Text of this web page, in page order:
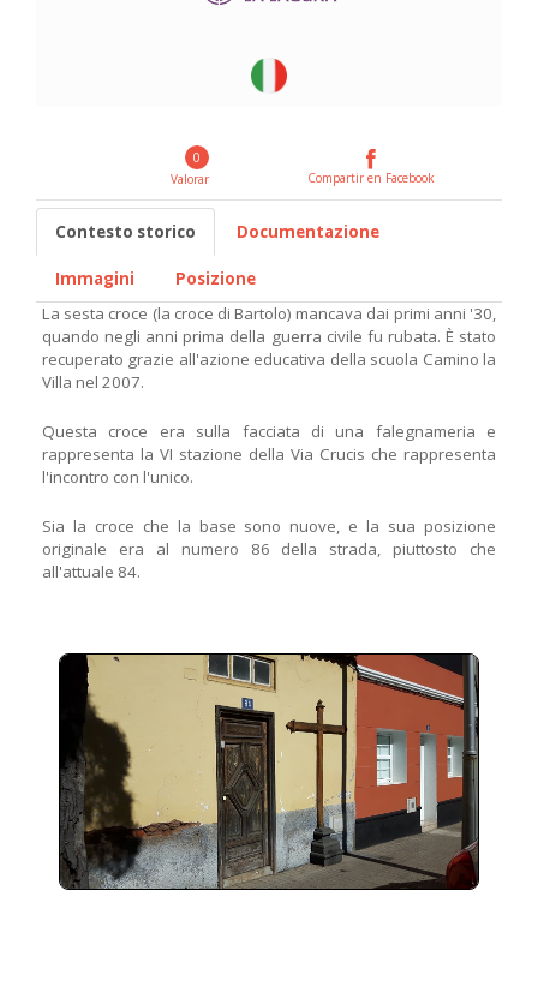
0
Valorar
Compartir en Facebook
Contesto storico Documentazione
Immagini
Posizione
La sesta croce (la croce di Bartolo) mancava dai primi anni '30,
quando negli anni prima della guerra civile fu rubata. È stato
recuperato grazie all'azione educativa della scuola Camino la
Villa nel 2007.
Questa croce era sulla facciata di una falegnameria e
rappresenta la VI stazione della Via Crucis che rappresenta
l'incontro con l'unico.
Sia la croce che la base sono nuove, e la sua posizione
originale era al numero 86 della strada, piuttosto che
all'attuale 84.